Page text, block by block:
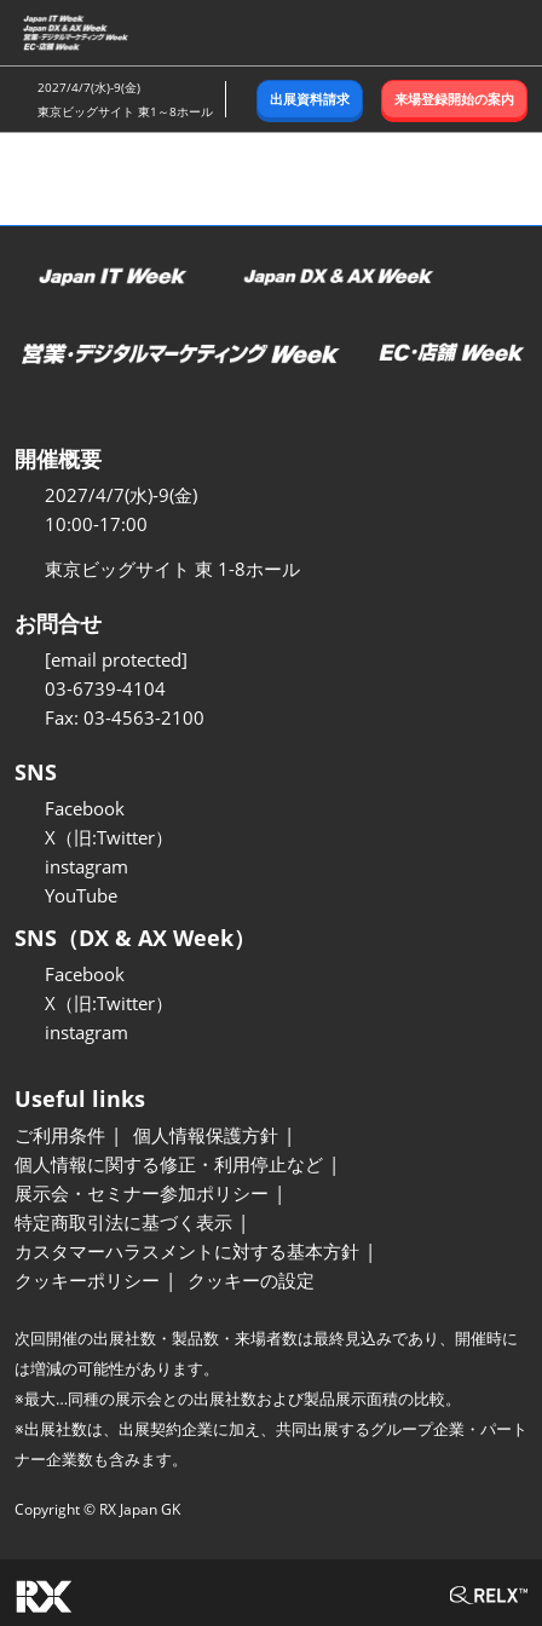
ス
キ
ッ
し
む
2027/4/7(水)-9(金)
東京ビッグサイト 東1～8ホール
出展資料請求 来場登録開始の案内
開催概要
2027/4/7(水)-9(金)
10:00-17:00
東京ビッグサイト 東 1-8ホール
お問合せ
[email protected]
03-6739-4104
Fax: 03-4563-2100
SNS
Facebook
X（旧:Twitter）
instagram
YouTube
SNS（DX & AX Week）
Facebook
X（旧:Twitter）
instagram
Useful links
ご利用条件
個人情報保護方針
個人情報に関する修正・利用停止など
展示会・セミナー参加ポリシー
特定商取引法に基づく表示
カスタマーハラスメントに対する基本方針
クッキーポリシー
クッキーの設定
次回開催の出展社数・製品数・来場者数は最終見込みであり、開催時に
は増減の可能性があります。
※最大…同種の展示会との出展社数および製品展示面積の比較。
※出展社数は、出展契約企業に加え、共同出展するグループ企業・パート
ナー企業数も含みます。
Copyright © RX Japan GK